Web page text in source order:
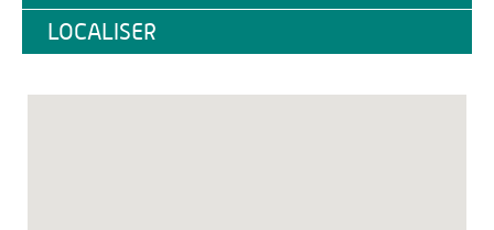
LOCALISER